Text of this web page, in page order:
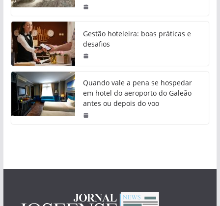
Gestão hoteleira: boas práticas e
desafios
Quando vale a pena se hospedar
em hotel do aeroporto do Galeão
antes ou depois do voo